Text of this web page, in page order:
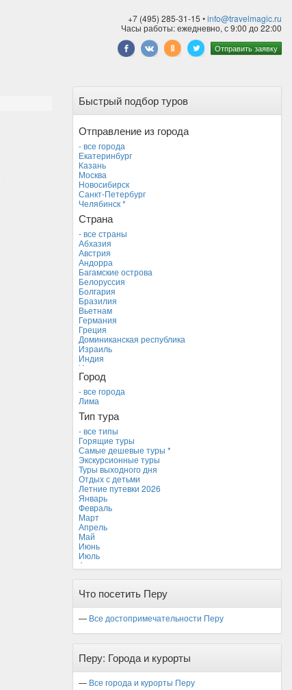
+7 (495) 285-31-15 •info@travelmagic.ru
Часы работы: ежедневно, с 9:00 до 22:00
Отправить заявку
Быстрый подбор туров
Отправление из города
- все города
Екатеринбург
Казань
Москва
Новосибирск
Санкт-Петербург
Челябинск *
Страна
- все страны
Абхазия
Австрия
Андорра
Багамские острова
Белоруссия
Болгария
Бразилия
Вьетнам
Германия
Греция
Доминиканская республика
Израиль
Индия
Индонезия
Иордания
Италия
Камбоджа
Кипр
Мальдивские острова
Мальта
Новая Зеландия
Объединенные Арабские Эмираты
Перу *
Россия
Таиланд
Тунис
Турция
Финляндия
Франция
Хорватия
Черногория
Чехия
Город
- все города
Лима
Тип тура
- все типы
Горящие туры
Самые дешевые туры *
Экскурсионные туры
Туры выходного дня
Отдых с детьми
Летние путевки 2026
Январь
Февраль
Март
Апрель
Май
Июнь
Июль
Август
Ноябрь
Что посетить Перу
— Все достопримечательности Перу
Перу: Города и курорты
— Все города и курорты Перу